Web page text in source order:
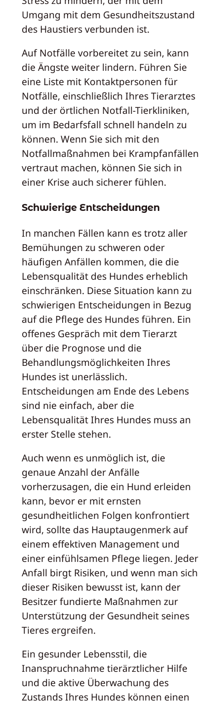
Umgang mit dem Gesundheitszustand
des Haustiers verbunden ist.
Auf Notfälle vorbereitet zu sein, kann
die Ängste weiter lindern. Führen Sie
eine Liste mit Kontaktpersonen für
Notfälle, einschließlich Ihres Tierarztes
und der örtlichen Notfall-Tierkliniken,
um im Bedarfsfall schnell handeln zu
können. Wenn Sie sich mit den
Notfallmaßnahmen bei Krampfanfällen
vertraut machen, können Sie sich in
einer Krise auch sicherer fühlen.
Schwierige Entscheidungen
In manchen Fällen kann es trotz aller
Bemühungen zu schweren oder
häufigen Anfällen kommen, die die
Lebensqualität des Hundes erheblich
einschränken. Diese Situation kann zu
schwierigen Entscheidungen in Bezug
auf die Pflege des Hundes führen. Ein
offenes Gespräch mit dem Tierarzt
über die Prognose und die
Behandlungsmöglichkeiten Ihres
Hundes ist unerlässlich.
Entscheidungen am Ende des Lebens
sind nie einfach, aber die
Lebensqualität Ihres Hundes muss an
erster Stelle stehen.
Auch wenn es unmöglich ist, die
genaue Anzahl der Anfälle
vorherzusagen, die ein Hund erleiden
kann, bevor er mit ernsten
gesundheitlichen Folgen konfrontiert
wird, sollte das Hauptaugenmerk auf
einem effektiven Management und
einer einfühlsamen Pflege liegen. Jeder
Anfall birgt Risiken, und wenn man sich
dieser Risiken bewusst ist, kann der
Besitzer fundierte Maßnahmen zur
Unterstützung der Gesundheit seines
Tieres ergreifen.
Ein gesunder Lebensstil, die
Inanspruchnahme tierärztlicher Hilfe
und die aktive Überwachung des
Zustands Ihres Hundes können einen